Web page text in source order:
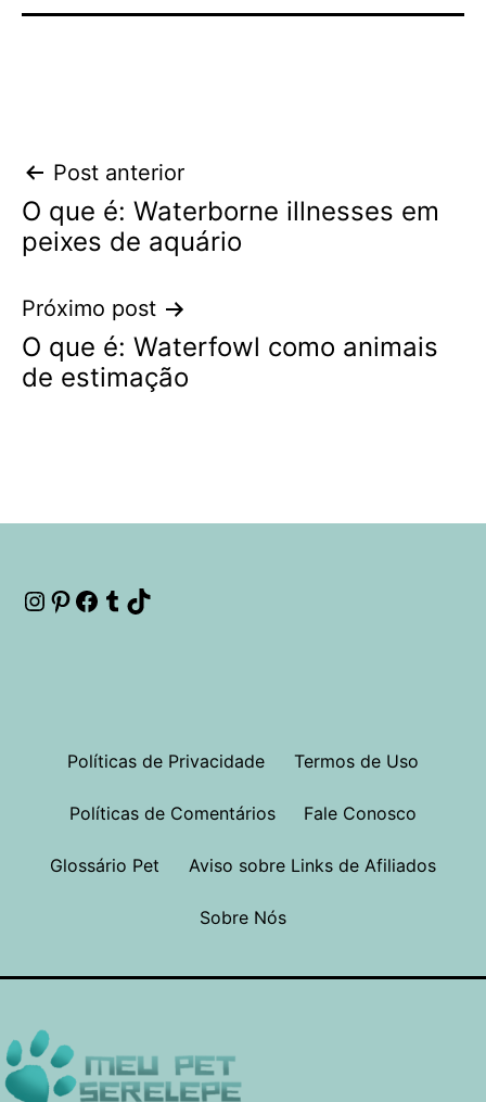
Navegação
de
Post
Post anterior
O que é: Waterborne illnesses em
peixes de aquário
Próximo post
O que é: Waterfowl como animais
de estimação
Instagram
Pinterest
Facebook
Tumblr
Políticas de Privacidade Termos de Uso
Políticas de Comentários Fale Conosco
Glossário Pet Aviso sobre Links de Afiliados
Sobre Nós